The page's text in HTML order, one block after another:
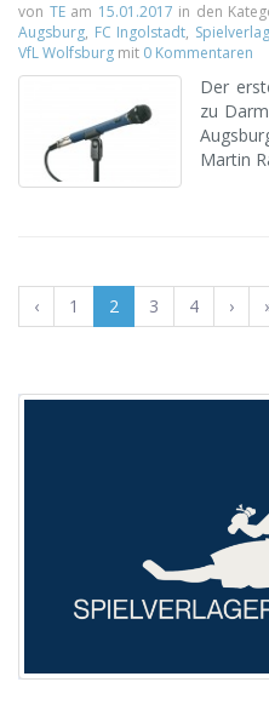
von TEam 15.01.2017 in den
Augsburg, FC Ingolstadt,
VfL Wolfsburg mit 0 Kommentaren
Der
zu
Martin
‹ 1 2 3 4 ›